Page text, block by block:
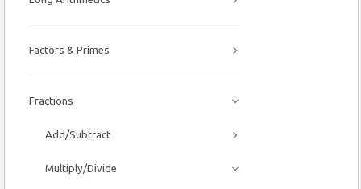
Factors & Primes
Fractions
Add/Subtract
Multiply/Divide